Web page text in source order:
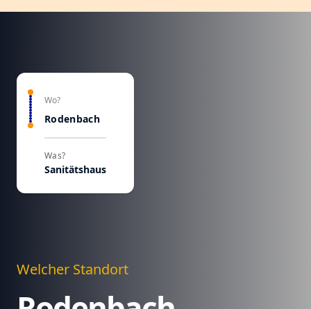
Wo?
Rodenbach
Was?
Sanitätshaus
Welcher Standort